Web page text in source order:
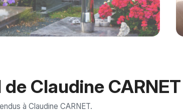
Claudine CARNET
à Claudine CARNET.